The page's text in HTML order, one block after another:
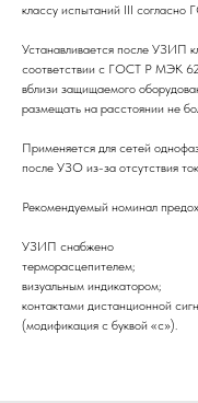
классу испытаний III согласно
Устанавливается после УЗИП
соответствии с ГОСТ Р МЭК
вблизи защищаемого
размещать на расстоянии не
Применяется для сетей
после УЗО из-за отсутствия
Рекомендуемый номинал
УЗИП снабжено
терморасцепителем;
визуальным индикатором;
контактами дистанционной
(модификация с буквой «с»).